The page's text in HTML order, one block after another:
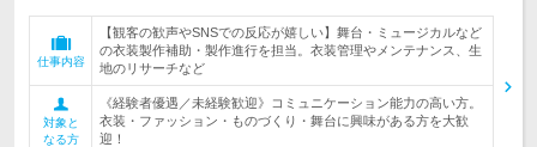
仕事内容
【観客の歓声やSNSでの反応が嬉しい】舞台・ミュージカルなど
の衣装製作補助・製作進行を担当。衣装管理やメンテナンス、生
地のリサーチなど
対象と
なる方
《経験者優遇／未経験歓迎》コミュニケーション能力の高い方。
衣装・ファッション・ものづくり・舞台に興味がある方を大歓
迎！